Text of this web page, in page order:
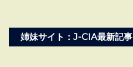
姉妹サイト：J-CIA最新記事